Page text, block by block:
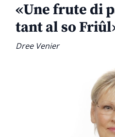
«Une frute di
tant al so
Dree Venier